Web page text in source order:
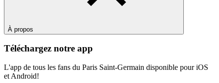
À propos
Téléchargez notre app
L'app de tous les fans du Paris Saint-Germain disponible pour iOS
et Android!